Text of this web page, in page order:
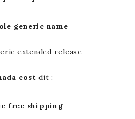
generic name
extended release
cost dit :
free shipping